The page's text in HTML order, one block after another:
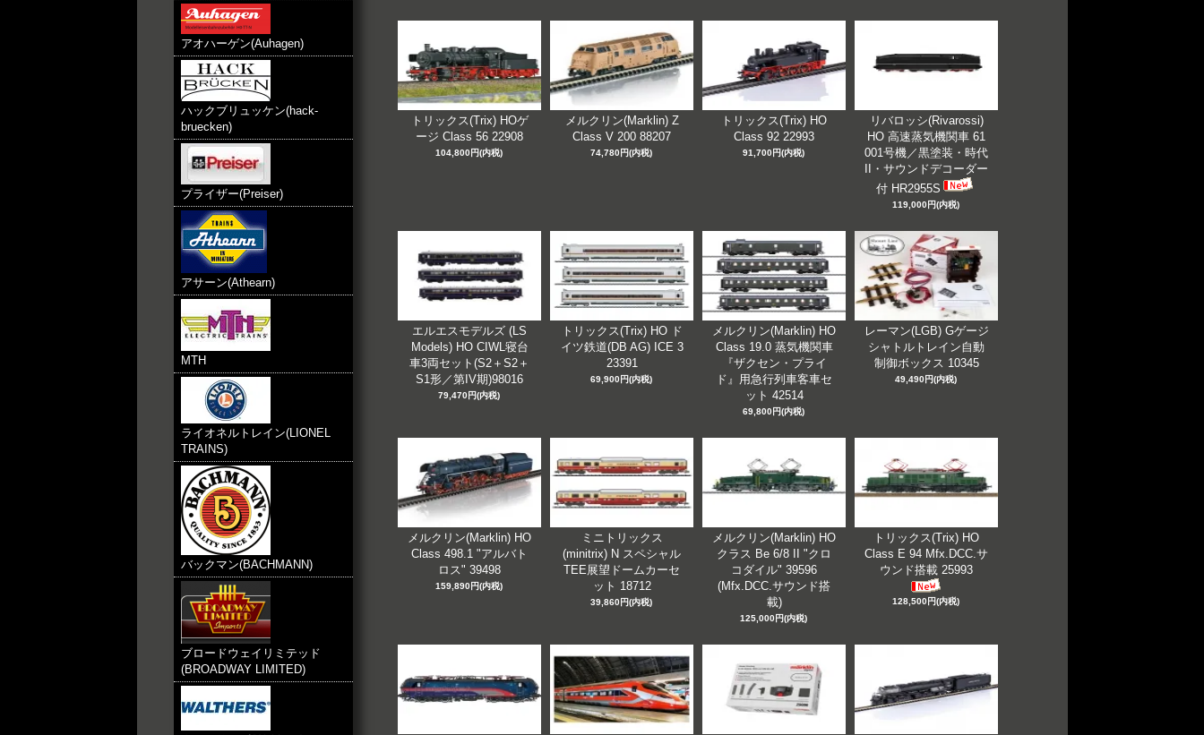
アオハーゲン(Auhagen)
ハックブリュッケン(hack-
bruecken)
プライザー(Preiser)
アサーン(Athearn)
MTH
ライオネルトレイン(LIONEL
TRAINS)
バックマン(BACHMANN)
ブロードウェイリミテッド
(BROADWAY LIMITED)
トリックス(Trix) HOゲ
ージ Class 56 22908
104,800円(内税)
メルクリン(Marklin) Z
Class V 200 88207
74,780円(内税)
トリックス(Trix) HO
Class 92 22993
91,700円(内税)
リバロッシ(Rivarossi)
HO 高速蒸気機関車 61
001号機／黒塗装・時代
II・サウンドデコーダー
付 HR2955S
119,000円(内税)
エルエスモデルズ (LS
Models) HO CIWL寝台
車3両セット(S2＋S2＋
S1形／第IV期)98016
79,470円(内税)
トリックス(Trix) HO ド
イツ鉄道(DB AG) ICE 3
23391
69,900円(内税)
メルクリン(Marklin) HO
Class 19.0 蒸気機関車
『ザクセン・プライ
ド』用急行列車客車セ
ット 42514
69,800円(内税)
レーマン(LGB) Gゲージ
シャトルトレイン自動
制御ボックス 10345
49,490円(内税)
メルクリン(Marklin) HO
Class 498.1 "アルバト
ロス" 39498
159,890円(内税)
ミニトリックス
(minitrix) N スペシャル
TEE展望ドームカーセ
ット 18712
39,860円(内税)
メルクリン(Marklin) HO
クラス Be 6/8 II "クロ
コダイル" 39596
(Mfx.DCC.サウンド搭
載)
125,000円(内税)
トリックス(Trix) HO
Class E 94 Mfx.DCC.サ
ウンド搭載 25993
128,500円(内税)